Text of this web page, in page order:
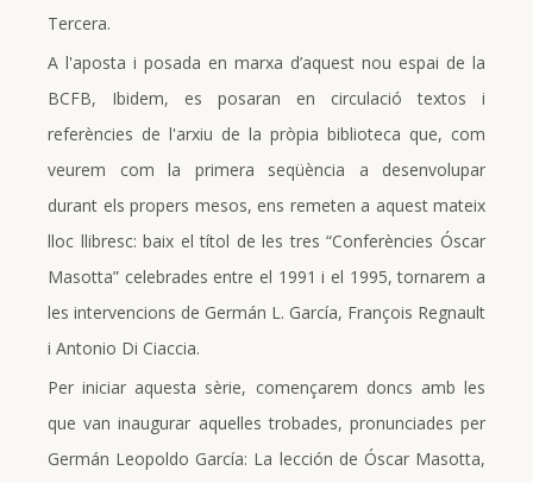
Tercera.
A l'aposta i posada en marxa d’aquest nou espai de la
BCFB, Ibidem, es posaran en circulació textos i
referències de l'arxiu de la pròpia biblioteca que, com
veurem com la primera seqüència a desenvolupar
durant els propers mesos, ens remeten a aquest mateix
lloc llibresc: baix el títol de les tres “Conferències Óscar
Masotta” celebrades entre el 1991 i el 1995, tornarem a
les intervencions de Germán L. García, François Regnault
i Antonio Di Ciaccia.
Per iniciar aquesta sèrie, començarem doncs amb les
que van inaugurar aquelles trobades, pronunciades per
Germán Leopoldo García: La lección de Óscar Masotta,